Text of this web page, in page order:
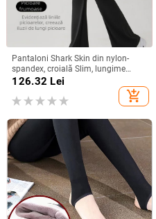
Pantaloni Shark Skin din nylon-
spandex, croială Slim, lungime
9/10, model 3D, țesătură principală
71-80% nylon și 10-29% spandex
126.32 Lei
add_shopping_cart